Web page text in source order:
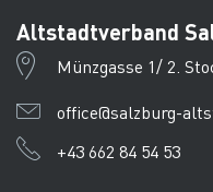
Altstadtverband
Münzgasse 1/ 2.
office@salzburg-
+43 662 84 54 53